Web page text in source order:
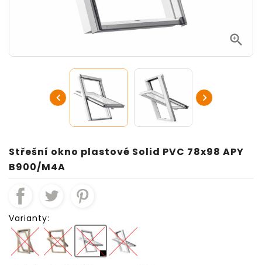

 
Střešní okno plastové Solid PVC 78x98 APY
B900/M4A
Varianty: